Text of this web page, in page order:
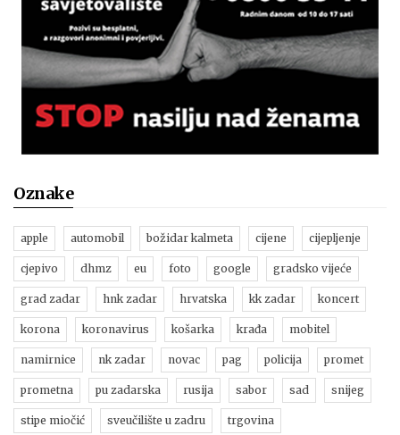
Oznake
apple automobil božidar kalmeta cijene cijepljenje
cjepivo dhmz eu foto google gradsko vijeće
grad zadar hnk zadar hrvatska kk zadar koncert
korona koronavirus košarka krađa mobitel
namirnice nk zadar novac pag policija promet
prometna pu zadarska rusija sabor sad snijeg
stipe miočić sveučilište u zadru trgovina